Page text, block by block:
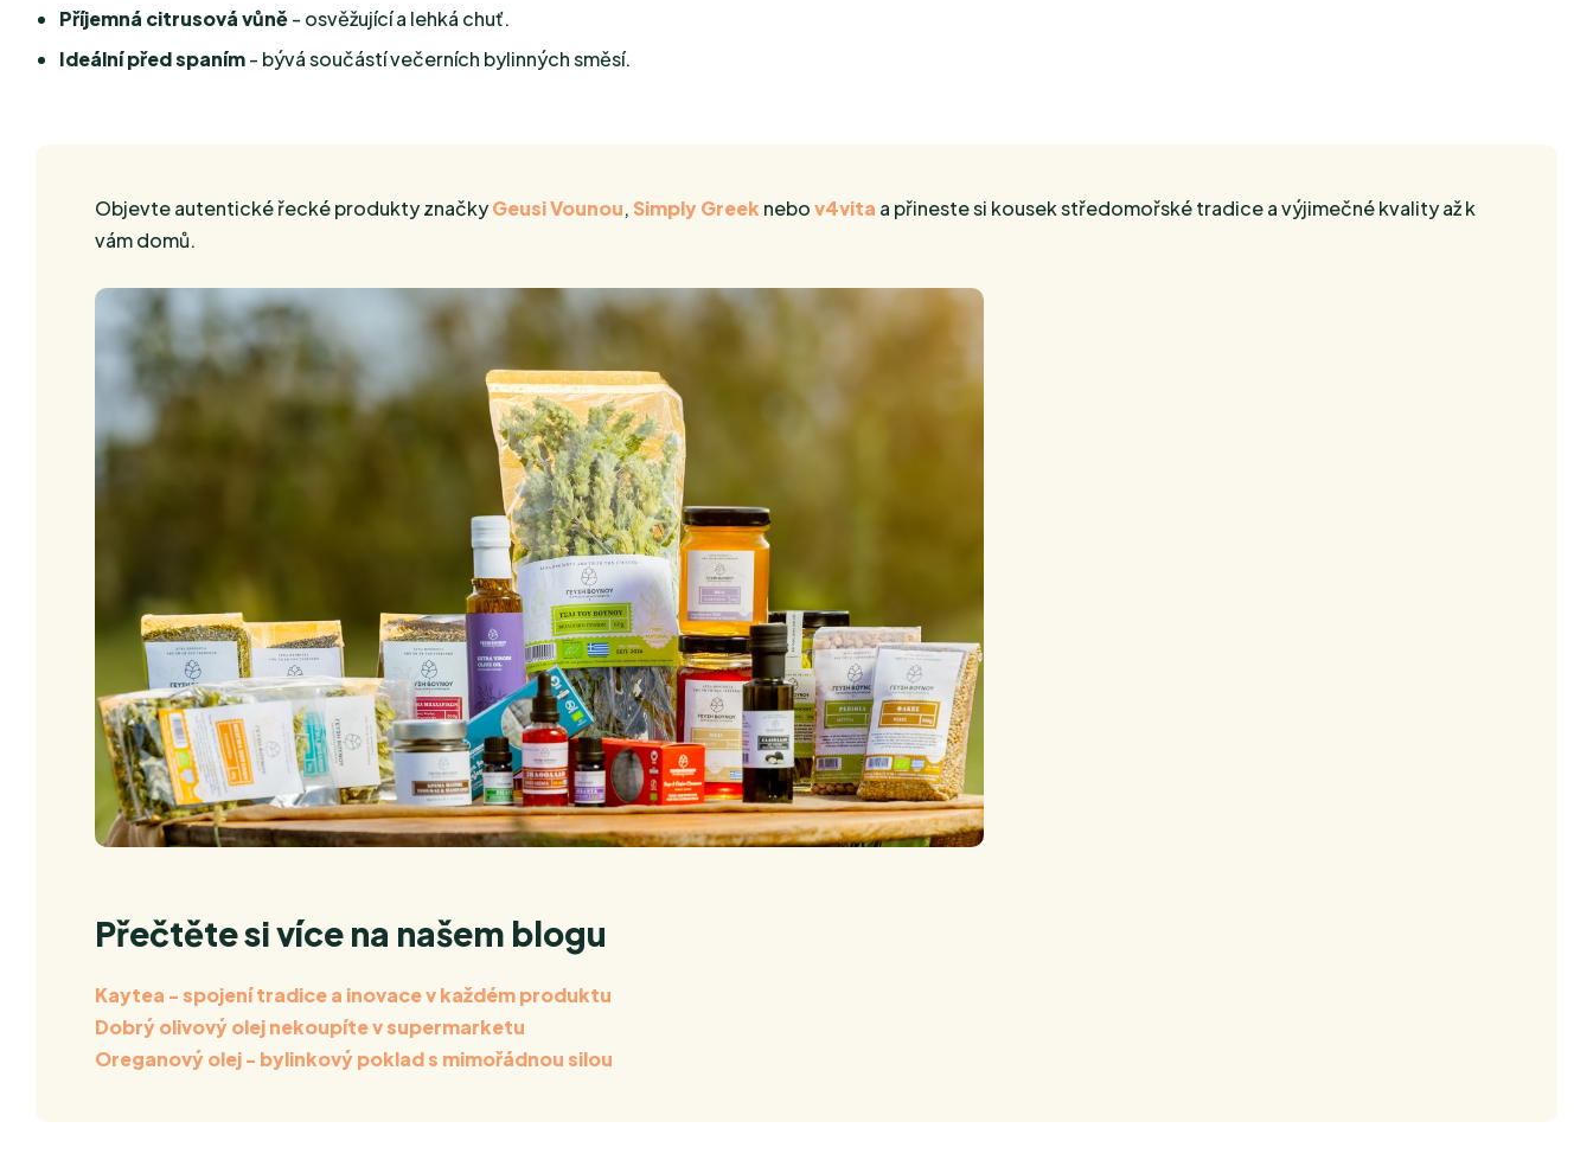
Příjemná citrusová vůně- osvěžující a lehká chuť.
Ideální před spaním- bývá součástí večerních bylinných směsí.
Objevte autentické řecké produkty značkyGeusi Vounou, Simply Greek nebov4vita a přineste si kousek středomořské tradice a výjimečné kvality až k
vám domů.
Přečtěte si více na našem blogu
Kaytea - spojení tradice a inovace v každém produktu
Dobrý olivový olej nekoupíte v supermarketu
Oreganový olej - bylinkový poklad s mimořádnou silou